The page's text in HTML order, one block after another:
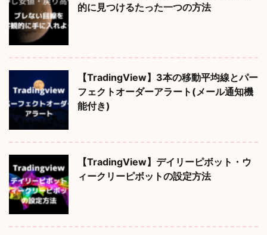
的に見つけるたった一つの方法
【TradingView】3本の移動平均線とパー
フェクトオーダーアラート(メール通知機
能付き)
【TradingView】デイリーピボット・ウ
ィークリーピボットの設定方法